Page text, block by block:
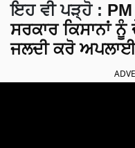
ਇਹ ਵੀ ਪੜ੍ਹੋ :
ਸਰਕਾਰ ਕਿਸਾਨਾਂ
ਜਲਦੀ ਕਰੋ